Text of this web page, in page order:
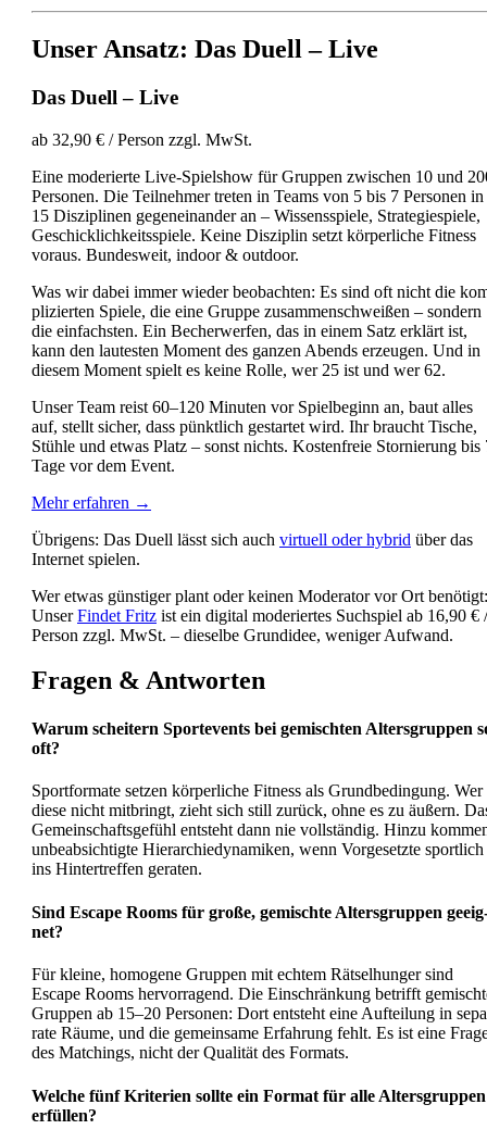
Unser Ansatz: Das Duell – Live
Das Duell – Live
ab 32,90 € / Per­son zzgl. MwSt.
Eine mode­rier­te Live-Spiel­show für Grup­pen zwi­schen 10 und
Per­so­nen. Die Teil­neh­mer tre­ten in Teams von 5 bis 7 Per­so­nen in
15 Dis­zi­pli­nen gegen­ein­an­der an – Wis­sens­spie­le, Stra­te­gie­spie­le,
Geschick­lich­keits­spie­le. Kei­ne Dis­zi­plin setzt kör­per­li­che Fit­ness
vor­aus. Bun­des­weit, indoor & out­door.
Was wir dabei immer wie­der beob­ach­ten: Es sind oft nicht die
pli­zier­ten Spie­le, die eine Grup­pe zusam­men­schwei­ßen – son­dern
die ein­fachs­ten. Ein Becher­wer­fen, das in einem Satz erklärt ist,
kann den lau­tes­ten Moment des gan­zen Abends erzeu­gen. Und in
die­sem Moment spielt es kei­ne Rol­le, wer 25 ist und wer 62.
Unser Team reist 60–120 Minu­ten vor Spiel­be­ginn an, baut alles
auf, stellt sicher, dass pünkt­lich gestar­tet wird. Ihr braucht Tische,
Stüh­le und etwas Platz – sonst nichts. Kos­ten­freie Stor­nie­rung bis
Tage vor dem Event.
Mehr erfah­ren →
Übri­gens: Das Duell lässt sich auch vir­tu­ell oder hybrid über das
Inter­net spie­len.
Wer etwas güns­ti­ger plant oder kei­nen Mode­ra­tor vor Ort benö­tigt:
UnserFin­det Fritz ist ein digi­tal mode­rier­tes Such­spiel ab 16,90 € /
Per­son zzgl. MwSt. – die­sel­be Grund­idee, weni­ger Auf­wand.
Fra­gen & Ant­wor­ten
War­um schei­tern Sport­events bei gemisch­ten Alters­grup­pen
oft?
Sport­for­ma­te set­zen kör­per­li­che Fit­ness als Grund­be­din­gung. Wer
die­se nicht mit­bringt, zieht sich still zurück, ohne es zu äußern.
Gemein­schafts­ge­fühl ent­steht dann nie voll­stän­dig. Hin­zu
unbe­ab­sich­tig­te Hier­ar­chie­dy­na­mi­ken, wenn Vor­ge­setz­te sport­lich
ins Hin­ter­tref­fen gera­ten.
Sind Escape Rooms für gro­ße, gemisch­te Alters­grup­pen
net?
Für klei­ne, homo­ge­ne Grup­pen mit ech­tem Rät­sel­hun­ger sind
Escape Rooms her­vor­ra­gend. Die Ein­schrän­kung betrifft
Grup­pen ab 15–20 Per­so­nen: Dort ent­steht eine Auf­tei­lung in
ra­te Räu­me, und die gemein­sa­me Erfah­rung fehlt. Es ist eine
des Matchings, nicht der Qua­li­tät des For­mats.
Wel­che fünf Kri­te­ri­en soll­te ein For­mat für alle Alters­grup­pen
erfül­len?